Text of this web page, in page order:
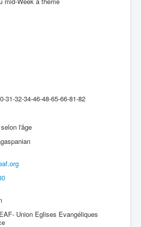
31-32-34-46-48-65-66-81-82
l'âge
Union Eglises Evangéliques